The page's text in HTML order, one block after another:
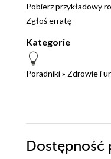
Pobierz przykładowy
Zgłoś erratę
Kategorie
Poradniki» Zdrowie i
Dostępność